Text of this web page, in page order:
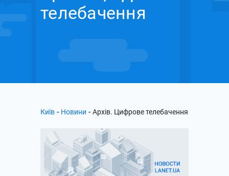
телебачення
Київ - Новини - Архів. Цифрове телебачення